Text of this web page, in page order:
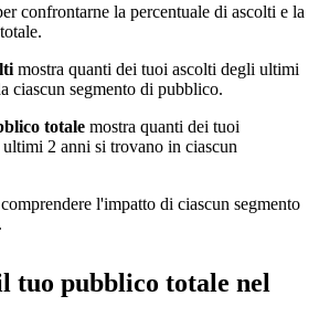
confrontarne la percentuale di ascolti e la
mostra quanti dei tuoi ascolti degli ultimi
ciascun segmento di pubblico.
totale mostra quanti dei tuoi
2 anni si trovano in ciascun
l'impatto di ciascun segmento
tuo pubblico totale nel